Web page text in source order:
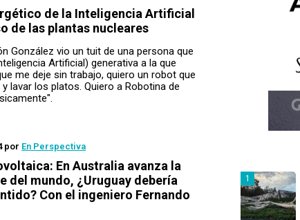
de la Inteligencia Artificial
de las plantas nucleares
González vio un tuit de una persona que
Artificial) generativa a la que
me deje sin trabajo, quiero un robot que
lavar los platos. Quiero a Robotina de
por En Perspectiva
En Australia avanza la
del mundo, ¿Uruguay debería
Con el ingeniero Fernando